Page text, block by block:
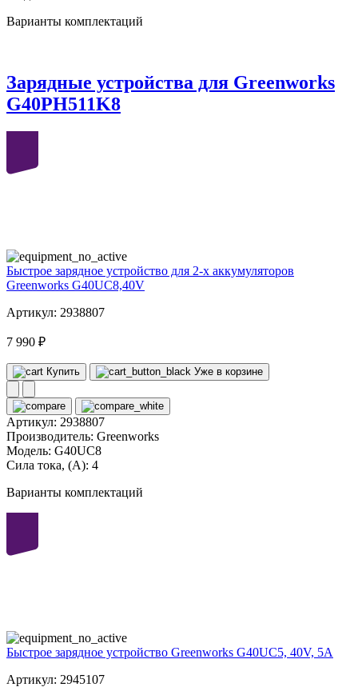
Варианты комплектаций
Зарядные устройства для Greenworks
G40PH511K8
Быстрое зарядное устройство для 2-х аккумуляторов
Greenworks G40UC8,40V
Артикул: 2938807
7 990 ₽
Купить Уже в корзине
Артикул: 2938807
Производитель: Greenworks
Модель: G40UC8
Сила тока, (А): 4
Варианты комплектаций
Быстрое зарядное устройство Greenworks G40UC5, 40V, 5А
Артикул: 2945107